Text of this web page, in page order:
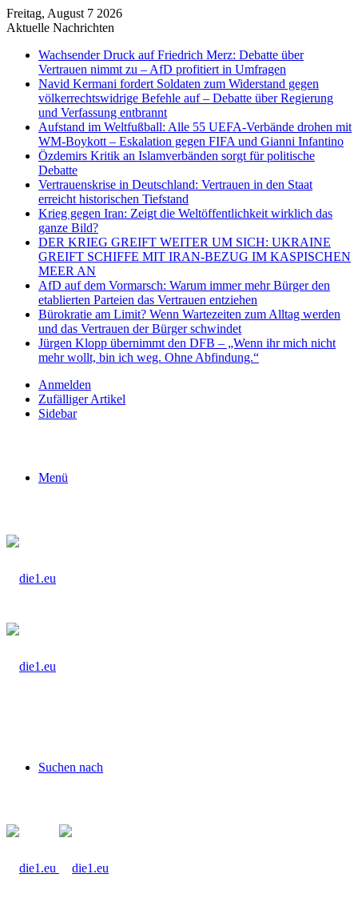
Freitag, August 7 2026
Aktuelle Nachrichten
Wachsender Druck auf Friedrich Merz: Debatte über
Vertrauen nimmt zu – AfD profitiert in Umfragen
Navid Kermani fordert Soldaten zum Widerstand gegen
völkerrechtswidrige Befehle auf – Debatte über Regierung
und Verfassung entbrannt
Aufstand im Weltfußball: Alle 55 UEFA-Verbände drohen mit
WM-Boykott – Eskalation gegen FIFA und Gianni Infantino
Özdemirs Kritik an Islamverbänden sorgt für politische
Debatte
Vertrauenskrise in Deutschland: Vertrauen in den Staat
erreicht historischen Tiefstand
Krieg gegen Iran: Zeigt die Weltöffentlichkeit wirklich das
ganze Bild?
DER KRIEG GREIFT WEITER UM SICH: UKRAINE
GREIFT SCHIFFE MIT IRAN-BEZUG IM KASPISCHEN
MEER AN
AfD auf dem Vormarsch: Warum immer mehr Bürger den
etablierten Parteien das Vertrauen entziehen
Bürokratie am Limit? Wenn Wartezeiten zum Alltag werden
und das Vertrauen der Bürger schwindet
Jürgen Klopp übernimmt den DFB – „Wenn ihr mich nicht
mehr wollt, bin ich weg. Ohne Abfindung.“
Anmelden
Zufälliger Artikel
Sidebar
Menü
Suchen nach